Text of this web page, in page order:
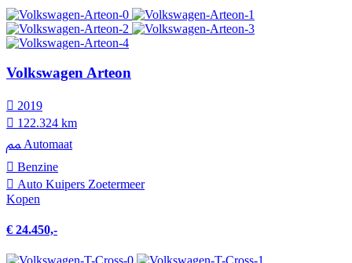
Volkswagen Arteon
2019
122.324 km
Automaat
Benzine
Auto Kuipers Zoetermeer
Kopen
€ 24.450,-